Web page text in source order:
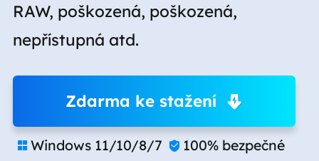
RAW, poškozená, poškozená,
nepřístupná atd.
Zdarma ke stažení
 Windows 11/10/8/7  100% bezpečné